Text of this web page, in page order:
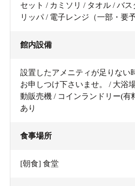
セット / カミソリ / タオル / バス
リッパ / 電子レンジ（一部・要予
館内設備
設置したアメニティが足りない
お申しつけ下さいませ。 / 大浴
動販売機 / コインランドリー(有
あり
食事場所
[朝食] 食堂